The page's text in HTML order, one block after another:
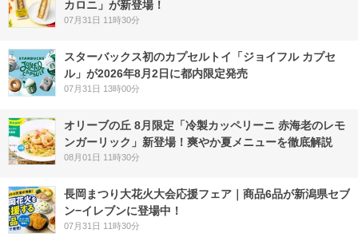
カロニ」が新登場！
07月31日 11時30分
スターバックス初のカプセルトイ「ジョイフル カプセ
ル」が2026年8月2日に都内限定発売
07月31日 13時00分
オリーブの丘 8月限定「冷製カッペリーニ 赤海老のレモ
ンガーリック」新登場！爽やか夏メニューを徹底解説
08月01日 11時30分
長岡まつり大花火大会応援フェア｜商品6品が新潟県セブ
ン−イレブンに登場中！
07月31日 11時30分